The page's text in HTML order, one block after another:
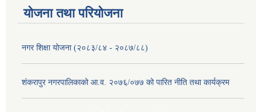
योजना तथा परियोजना
नगर शिक्षा योजना (२०८३/८४ - २०८७/८८)
शंकरापुर नगरपालिकाको आ.व. २०७६/०७७ को पारित नीति तथा कार्यक्रम